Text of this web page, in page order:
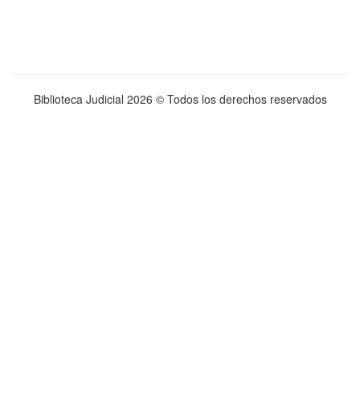
Biblioteca Judicial 2026 © Todos los derechos reservados